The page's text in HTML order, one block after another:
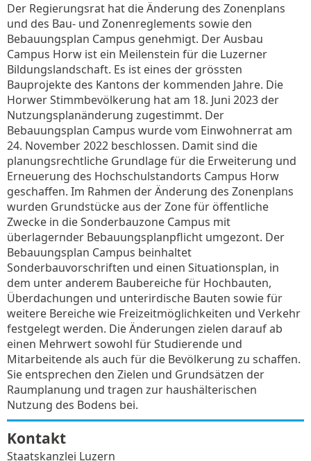
Der Regierungsrat hat die Änderung des Zonenplans
und des Bau- und Zonenreglements sowie den
Bebauungsplan Campus genehmigt. Der Ausbau
Campus Horw ist ein Meilenstein für die Luzerner
Bildungslandschaft. Es ist eines der grössten
Bauprojekte des Kantons der kommenden Jahre. Die
Horwer Stimmbevölkerung hat am 18. Juni 2023 der
Nutzungsplanänderung zugestimmt. Der
Bebauungsplan Campus wurde vom Einwohnerrat am
24. November 2022 beschlossen. Damit sind die
planungsrechtliche Grundlage für die Erweiterung und
Erneuerung des Hochschulstandorts Campus Horw
geschaffen. Im Rahmen der Änderung des Zonenplans
wurden Grundstücke aus der Zone für öffentliche
Zwecke in die Sonderbauzone Campus mit
überlagernder Bebauungsplanpflicht umgezont. Der
Bebauungsplan Campus beinhaltet
Sonderbauvorschriften und einen Situationsplan, in
dem unter anderem Baubereiche für Hochbauten,
Überdachungen und unterirdische Bauten sowie für
weitere Bereiche wie Freizeitmöglichkeiten und Verkehr
festgelegt werden. Die Änderungen zielen darauf ab
einen Mehrwert sowohl für Studierende und
Mitarbeitende als auch für die Bevölkerung zu schaffen.
Sie entsprechen den Zielen und Grundsätzen der
Raumplanung und tragen zur haushälterischen
Nutzung des Bodens bei.
Kontakt
Staatskanzlei Luzern